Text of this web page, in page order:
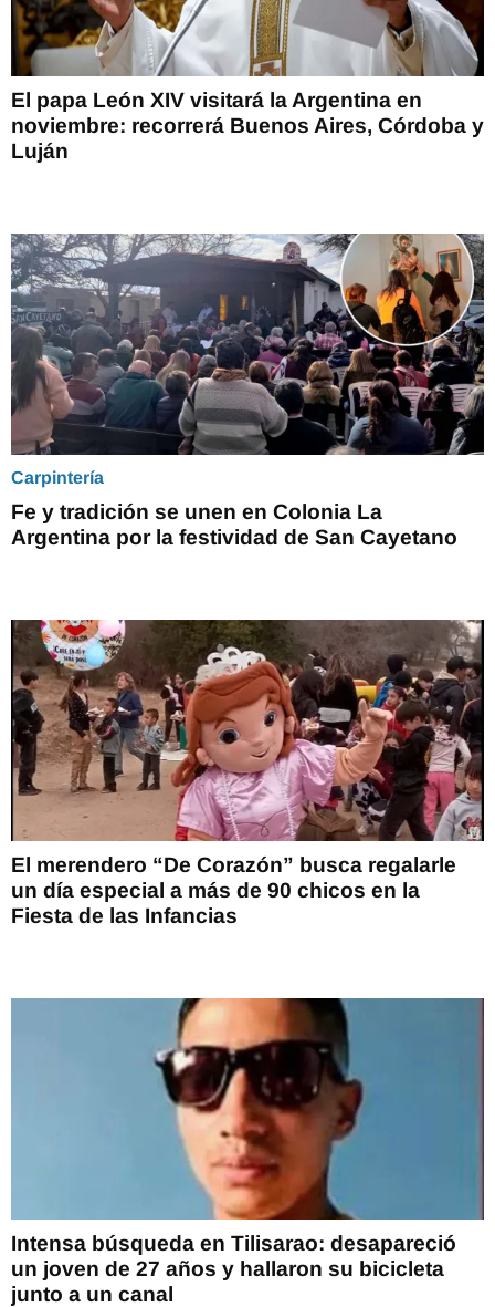
El papa León XIV visitará la Argentina en
noviembre: recorrerá Buenos Aires, Córdoba y
Luján
Carpintería
Fe y tradición se unen en Colonia La
Argentina por la festividad de San Cayetano
El merendero “De Corazón” busca regalarle
un día especial a más de 90 chicos en la
Fiesta de las Infancias
Intensa búsqueda en Tilisarao: desapareció
un joven de 27 años y hallaron su bicicleta
junto a un canal